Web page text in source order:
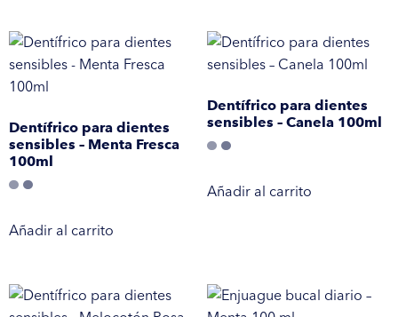
Dentífrico para dientes
sensibles – Menta Fresca
100ml
Añadir al carrito
Dentífrico para dientes
sensibles – Canela 100ml
Añadir al carrito